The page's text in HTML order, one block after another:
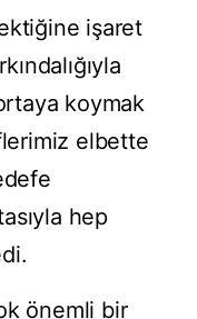
işaret
koymak
elbette
hep
önemli bir